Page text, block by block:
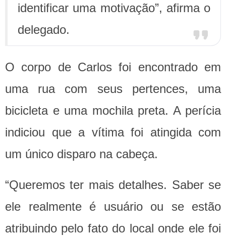
identificar uma motivação”, afirma o
delegado.
O corpo de Carlos foi encontrado em
uma rua com seus pertences, uma
bicicleta e uma mochila preta. A perícia
indiciou que a vítima foi atingida com
um único disparo na cabeça.
“Queremos ter mais detalhes. Saber se
ele realmente é usuário ou se estão
atribuindo pelo fato do local onde ele foi